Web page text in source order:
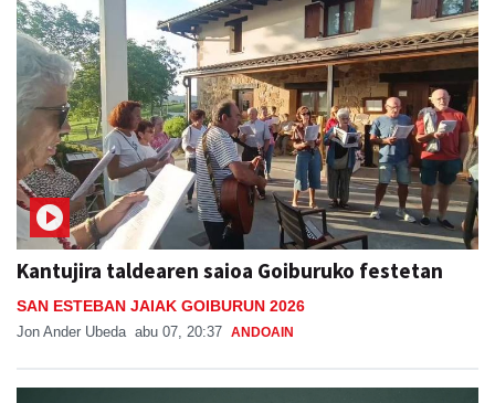
Kantujira taldearen saioa Goiburuko festetan
SAN ESTEBAN JAIAK GOIBURUN 2026
Jon Ander Ubeda abu 07, 20:37 ANDOAIN